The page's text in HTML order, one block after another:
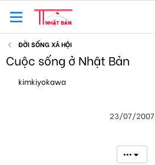
ĐỜI SỐNG XÃ HỘI
Cuộc sống ở Nhật Bản
hkimkiyokawa
23/07/2007
•••